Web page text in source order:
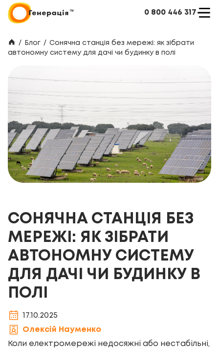
0 800 446 317
/ Блог / Сонячна станція без мережі: як зібрати
автономну систему для дачі чи будинку в полі
СОНЯЧНА СТАНЦІЯ БЕЗ
МЕРЕЖІ: ЯК ЗІБРАТИ
АВТОНОМНУ СИСТЕМУ
ДЛЯ ДАЧІ ЧИ БУДИНКУ В
ПОЛІ
17.10.2025
Олексій Науменко
Коли електромережі недосяжні або нестабільні,